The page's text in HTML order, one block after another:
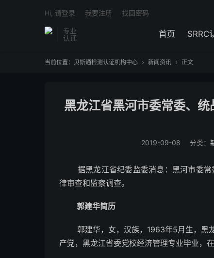
专业
认证
首页 SRRC
Hi, 请登录 我要注册 找回密码
当前位置： 贝斯通检测认证机构中心  新闻资讯  正文
黑龙江省黑河市委常委、
2019-09-08 分类：
据黑龙江省纪委监委消息：黑河市委常
律审查和监察调查。
郭建华简历
郭建华，女，汉族，1963年5月生，黑龙
产党，黑龙江省委党校经济管理专业毕业，